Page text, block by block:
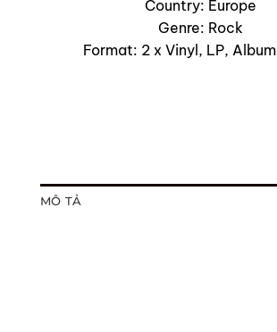
Country: Europe
Genre: Rock
Format: 2 x Vinyl, LP, Album
MÔ TẢ